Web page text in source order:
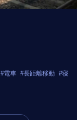
#電車 #長距離移動 #寝